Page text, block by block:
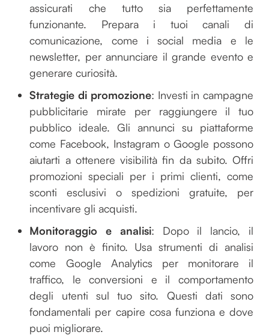
assicurati che tutto sia perfettamente
funzionante. Prepara i tuoi canali di
comunicazione, come i social media e le
newsletter, per annunciare il grande evento e
generare curiosità.
Strategie di promozione: Investi in campagne
pubblicitarie mirate per raggiungere il tuo
pubblico ideale. Gli annunci su piattaforme
come Facebook, Instagram o Google possono
aiutarti a ottenere visibilità fin da subito. Offri
promozioni speciali per i primi clienti, come
sconti esclusivi o spedizioni gratuite, per
incentivare gli acquisti.
Monitoraggio e analisi: Dopo il lancio, il
lavoro non è finito. Usa strumenti di analisi
come Google Analytics per monitorare il
traffico, le conversioni e il comportamento
degli utenti sul tuo sito. Questi dati sono
fondamentali per capire cosa funziona e dove
puoi migliorare.